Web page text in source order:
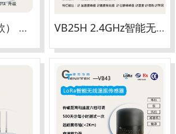
GWP-03（升级款） 隔爆型无线、有线综合数采基站 VB25H 2.4GHz智能无线温振传感器